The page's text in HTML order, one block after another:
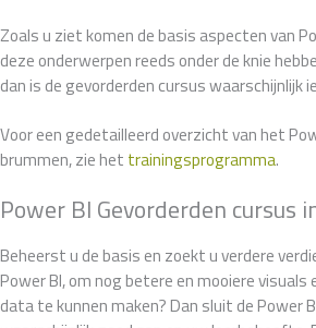
Zoals u ziet komen de basis aspecten van
deze onderwerpen reeds onder de knie
dan is de gevorderden cursus waarschijnlijk
Voor een gedetailleerd overzicht van het
brummen, zie het trainingsprogramma.
Power BI Gevorderden cursus
Beheerst u de basis en zoekt u verdere
Power BI, om nog betere en mooiere visuals
data te kunnen maken? Dan sluit de Power